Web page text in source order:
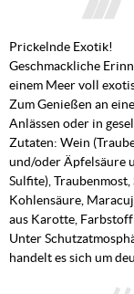
Prickelnde Exotik!
Geschmackliche
einem Meer voll
Zum Genießen an
Anlässen oder in
Zutaten: Wein
und/oder Äpfelsäure
Sulfite),
Kohlensäure,
aus Karotte,
Unter
handelt es sich um